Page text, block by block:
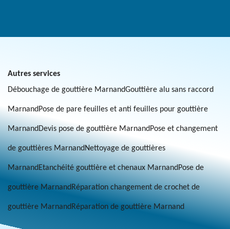
Autres services
Débouchage de gouttière MarnandGouttière alu sans raccord
MarnandPose de pare feuilles et anti feuilles pour gouttière
MarnandDevis pose de gouttière MarnandPose et changement
de gouttières MarnandNettoyage de gouttières
MarnandEtanchéité gouttière et chenaux MarnandPose de
gouttière MarnandRéparation changement de crochet de
gouttière MarnandRéparation de gouttière Marnand